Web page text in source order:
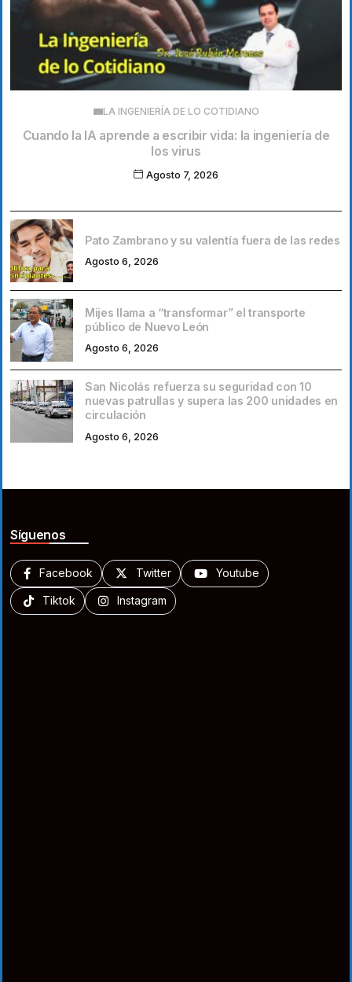
LA INGENIERÍA DE LO COTIDIANO
Cuando la IA aprende a escribir vida: la ingeniería de
los virus
Agosto 7, 2026
Pato Zambrano y su valentía fuera de las redes
Agosto 6, 2026
Mijes llama a “transformar” el transporte
público de Nuevo León
Agosto 6, 2026
San Nicolás refuerza su seguridad con 10
nuevas patrullas y supera las 200 unidades en
circulación
Agosto 6, 2026
Síguenos
Facebook Twitter Youtube
Tiktok Instagram